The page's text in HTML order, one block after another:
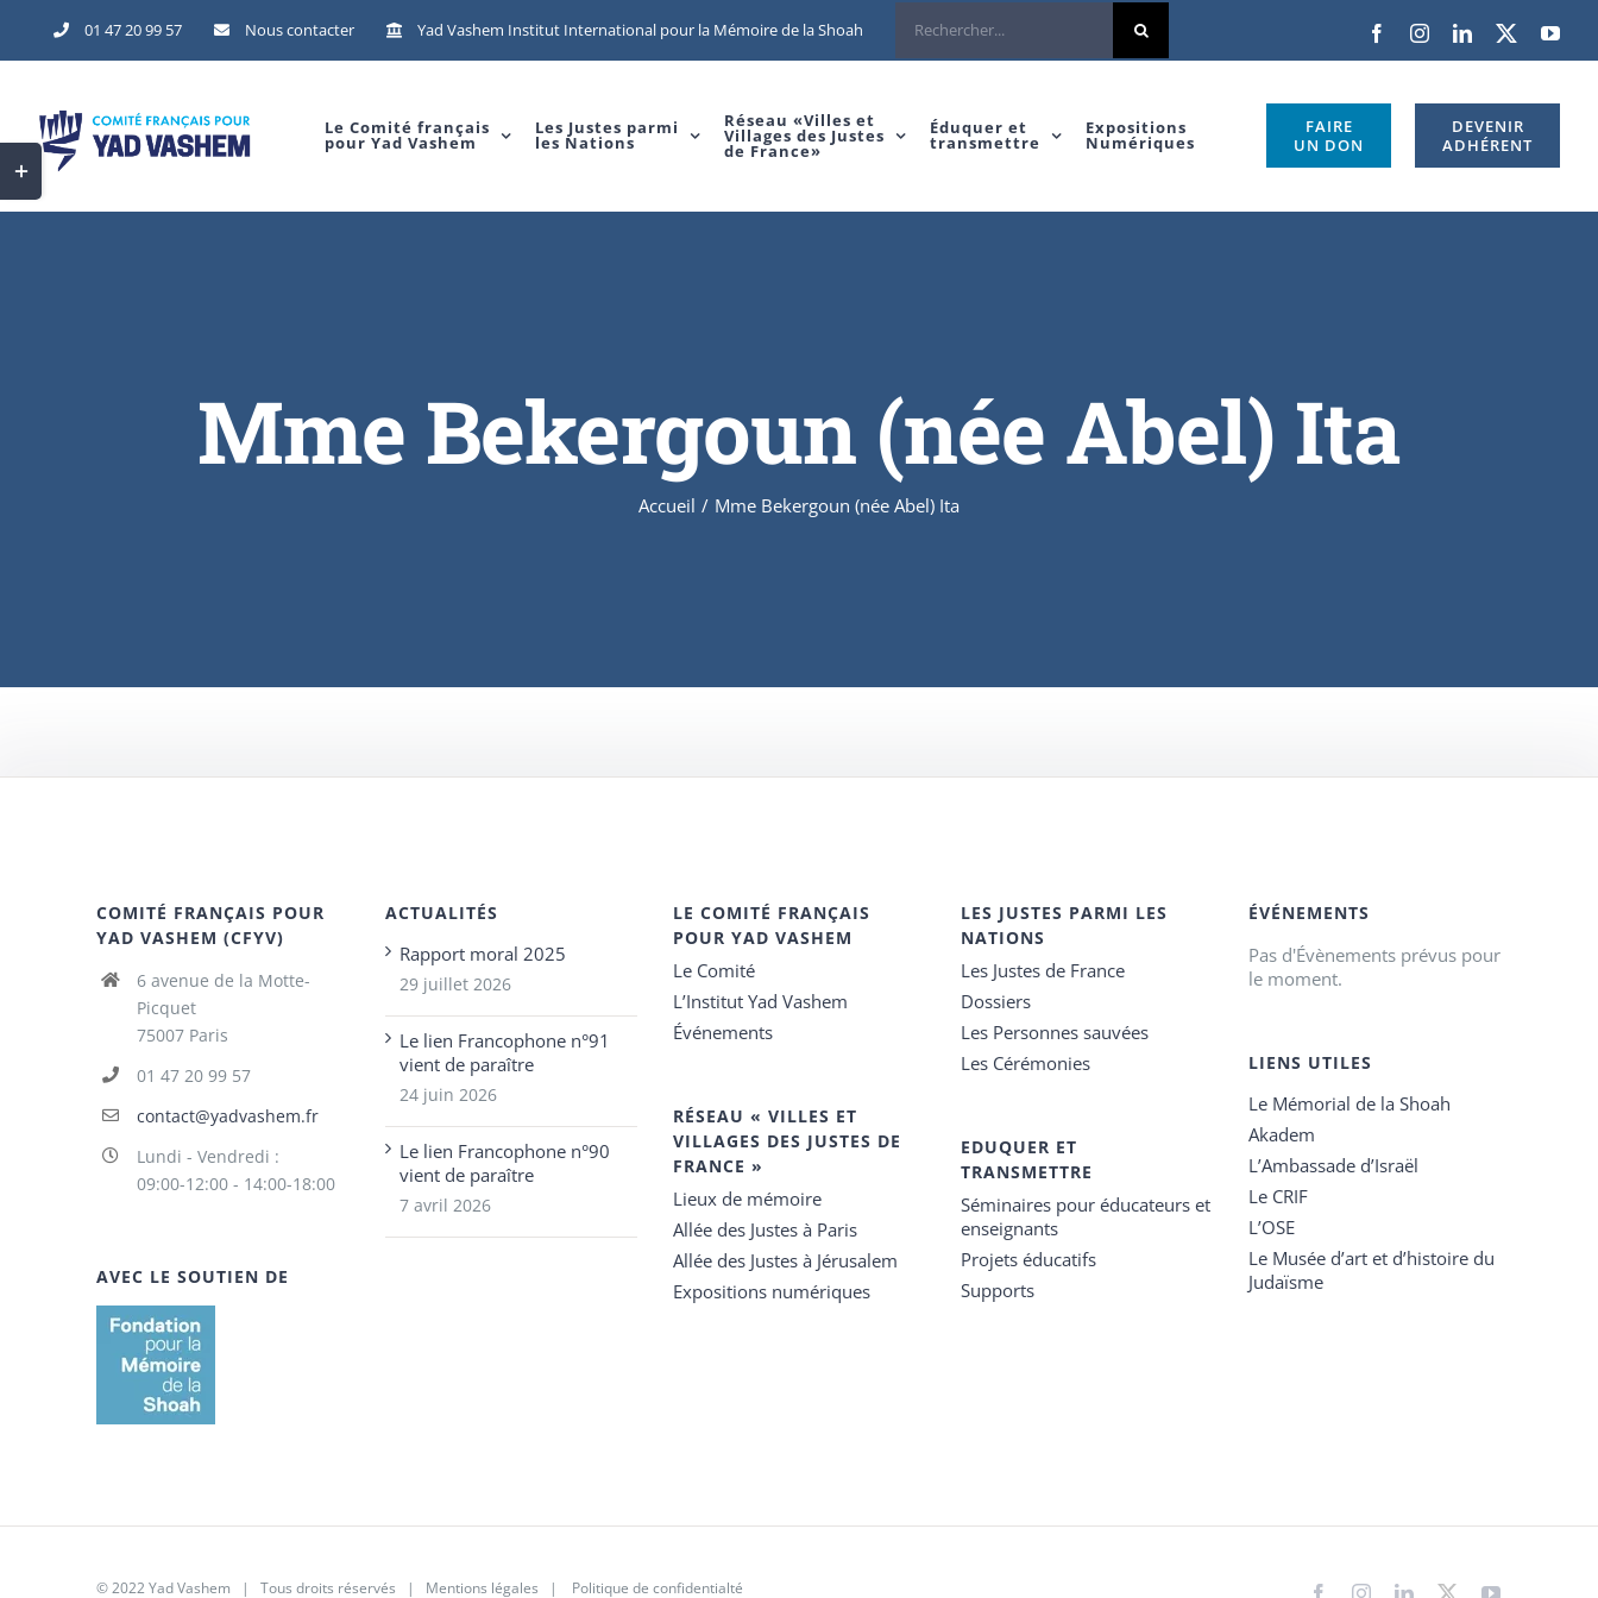
to
01 47 20 99 57 Nous contacter Yad Vashem Institut International pour la Mémoire de la Shoah Rechercher
FacebookInstagramLinkedIn
X
Le Comité français
pour Yad Vashem
Les Justes parmi
les Nations
Réseau «Villes et
Villages des Justes
de France»
Éduquer et
transmettre
Expositions
Numériques
FAIRE
UN DON
DEVENIR
ADHÉRENT
Mme Bekergoun (née Abel) Ita
Accueil / Mme Bekergoun (née Abel) Ita
COMITÉ FRANÇAIS POUR
YAD VASHEM (CFYV)
6 avenue de la Motte-
Picquet
75007 Paris
01 47 20 99 57
contact@yadvashem.fr
Lundi - Vendredi :
09:00-12:00 - 14:00-18:00
AVEC LE SOUTIEN DE
ACTUALITÉS
Rapport moral 2025
29 juillet 2026
Le lien Francophone n°91
vient de paraître
24 juin 2026
Le lien Francophone n°90
vient de paraître
7 avril 2026
LE COMITÉ FRANÇAIS
POUR YAD VASHEM
Le Comité
L’Institut Yad Vashem
Événements
RÉSEAU « VILLES ET
VILLAGES DES JUSTES DE
FRANCE »
Lieux de mémoire
Allée des Justes à Paris
Allée des Justes à Jérusalem
Expositions numériques
LES JUSTES PARMI LES
NATIONS
Les Justes de France
Dossiers
Les Personnes sauvées
Les Cérémonies
EDUQUER ET
TRANSMETTRE
Séminaires pour éducateurs et
enseignants
Projets éducatifs
Supports
ÉVÉNEMENTS
Pas d'Évènements prévus pour
le moment.
LIENS UTILES
Le Mémorial de la Shoah
Akadem
L’Ambassade d’Israël
Le CRIF
L’OSE
Le Musée d’art et d’histoire du
Judaïsme
© 2022 Yad Vashem | Tous droits réservés | Mentions légales | Politique de confidentialté FacebookInstagramLinkedIn
X YouTube
Toggle
Sliding